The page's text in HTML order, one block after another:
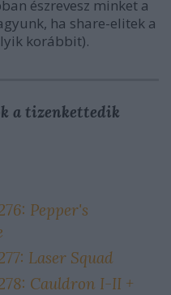
észrevesz minket a
ha share-elitek a
korábbit).
a tizenkettedik
Pepper's
Laser Squad
Cauldron I-II +